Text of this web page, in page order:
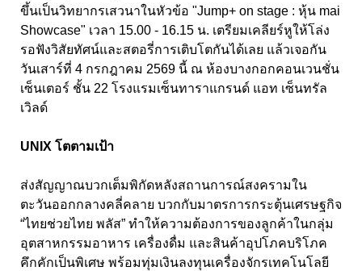
ขึ้นเป็นวิทยากรเสวนาในหัวข้อ "Jump+ on stage : หุ้น mai
Showcase" เวลา 15.00 - 16.15 น. เตรียมเคลียร์หูให้โล่ง
รอฟังวิสัยทัศน์และสตอรี่การเติบโตกันได้เลย แล้วเจอกัน
วันเสาร์ที่ 4 กรกฎาคม 2569 นี้ ณ ห้องบางกอกคอนเวนชั่น
เซ็นเตอร์ ชั้น 22 โรงแรมเซ็นทาราแกรนด์ แอท เซ็นทรัล
เวิลด์
UNIX โตตามเป้า
ส่งสัญญาณบวกเต็มพิกัดหลังสถานการณ์สงครามใน
ตะวันออกกลางคลี่คลาย บวกกับมาตรการกระตุ้นเศรษฐกิจ
“ไทยช่วยไทย พลัส” ทำให้ความต้องการของลูกค้าในกลุ่ม
อุตสาหกรรมอาหาร เครื่องดื่ม และสินค้าอุปโภคบริโภค
คึกคักเป็นพิเศษ พร้อมทุ่มเงินลงทุนเครื่องจักรเทคโนโลยี